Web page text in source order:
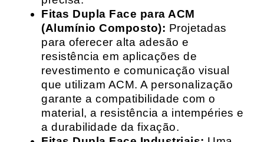
Fitas Dupla Face para ACM
(Alumínio Composto): Projetadas
para oferecer alta adesão e
resistência em aplicações de
revestimento e comunicação visual
que utilizam ACM. A personalização
garante a compatibilidade com o
material, a resistência a intempéries e
a durabilidade da fixação.